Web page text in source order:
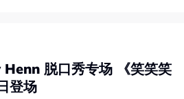
脱口秀专场 《笑笑笑
登场